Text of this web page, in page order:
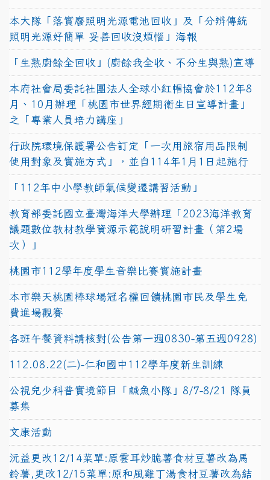
本大隊「落實廢照明光源電池回收」及「分辨傳統
照明光源好簡單 妥善回收沒煩惱」海報
「生熟廚餘全回收」(廚餘我全收、不分生與熟)宣導
本府社會局委託社團法人全球小紅帽協會於112年8
月、10月辦理「桃園市世界經期衛生日宣導計畫」
之「專業人員培力講座」
行政院環境保護署公告訂定「一次用旅宿用品限制
使用對象及實施方式」，並自114年1月1日起施行
「112年中小學教師氣候變遷講習活動」
教育部委託國立臺灣海洋大學辦理「2023海洋教育
議題數位教材教學資源示範說明研習計畫（第2場
次）」
桃園市112學年度學生音樂比賽實施計畫
本市樂天桃園棒球場冠名權回饋桃園市民及學生免
費進場觀賽
各班午餐資料請核對(公告第一週0830-第五週0928)
112.08.22(二)-仁和國中112學年度新生訓練
公視兒少科普實境節目「鹹魚小隊」8/7-8/21 隊員
募集
文康活動
沅益更改12/14菜單:原雲耳炒脆薯食材豆薯改為馬
鈴薯,更改12/15菜單:原和風雞丁湯食材豆薯改為結